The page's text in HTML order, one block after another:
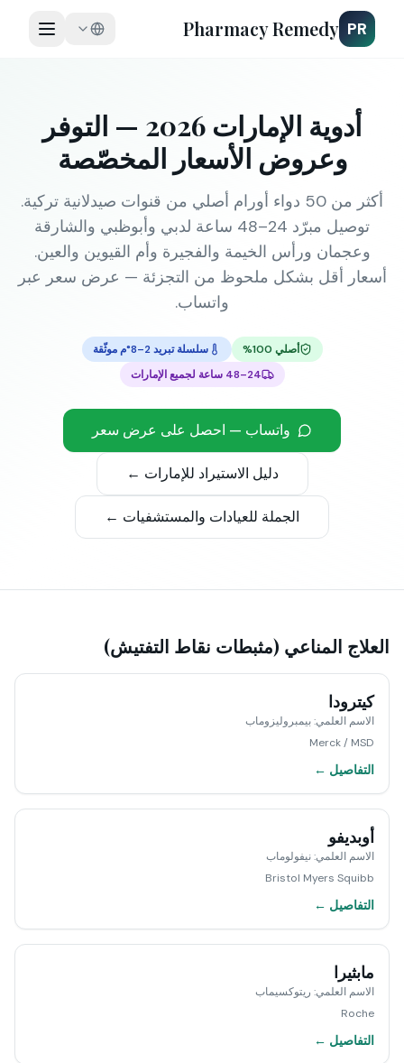
PR
Pharmacy Remedy
أدوية الإمارات 2026 — التوفر
وعروض الأسعار المخصّصة
أكثر من 50 دواء أورام أصلي من قنوات صيدلانية تركية.
توصيل مبرّد 24–48 ساعة لدبي وأبوظبي والشارقة
وعجمان ورأس الخيمة والفجيرة وأم القيوين والعين.
أسعار أقل بشكل ملحوظ من التجزئة — عرض سعر عبر
واتساب.
أصلي 100%
سلسلة تبريد 2–8°م موثّقة
24–48 ساعة لجميع الإمارات
واتساب — احصل على عرض سعر
دليل الاستيراد للإمارات ←
الجملة للعيادات والمستشفيات ←
العلاج المناعي (مثبطات نقاط التفتيش)
كيترودا
الاسم العلمي:بيمبروليزوماب
Merck / MSD
التفاصيل ←
أوبديفو
الاسم العلمي:نيفولوماب
Bristol Myers Squibb
التفاصيل ←
مابثيرا
الاسم العلمي: ريتوكسيماب
Roche
التفاصيل ←